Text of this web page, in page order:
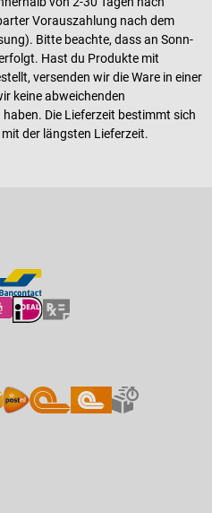
Vorauszahlung nach dem
Bitte beachte, dass an Sonn-
Hast du Produkte mit
versenden wir die Ware in einer
keine abweichenden
Die Lieferzeit bestimmt sich
der längsten Lieferzeit.